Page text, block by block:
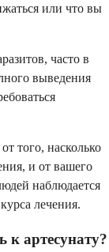
или что вы
часто в
выведения
того, насколько
и от вашего
наблюдается
лечения.
к артесунату?